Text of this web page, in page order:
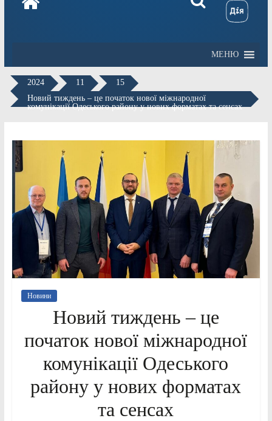
МЕНЮ
2024 11
15
Новий тиждень – це початок нової міжнародної
комунікації Одеського району у нових форматах та сенсах
Новини
Новий тиждень – це
початок нової міжнародної
комунікації Одеського
району у нових форматах
та сенсах